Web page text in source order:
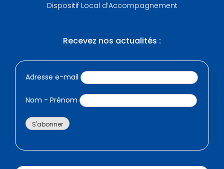
Dispositif Local d’Accompagnement
Recevez nos actualités :
Adresse e-mail
Nom - Prénom